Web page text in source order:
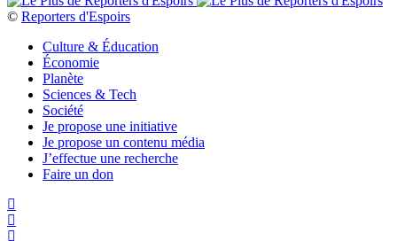
© Reporters d'Espoirs
Culture & Éducation
Économie
Planète
Sciences & Tech
Société
Je propose une initiative
Je propose un contenu média
J’effectue une recherche
Faire un don